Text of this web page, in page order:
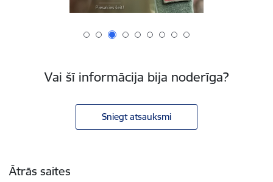
Vai šī informācija bija noderīga?
Sniegt atsauksmi
Ātrās saites